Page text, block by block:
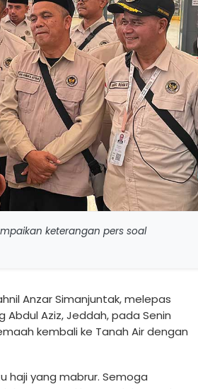
keterangan pers soal
Anzar Simanjuntak, melepas
Abdul Aziz, Jeddah, pada Senin
kembali ke Tanah Air dengan
haji yang mabrur. Semoga